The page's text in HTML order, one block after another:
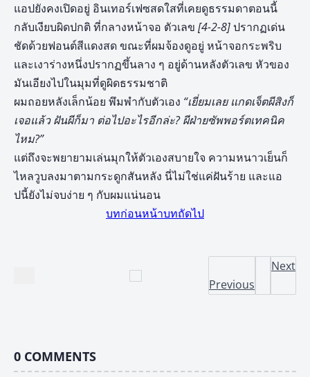
แอปยังคงเปิดอยู่ อินเทอร์เฟซสดใสที่เคยดูธรรมดาตอนนี้
กลับเงียบผิดปกติ ที่กลางหน้าจอ ตัวเลข [4-2-8]ปรากฏเด่น
ชัดด้วยฟอนต์สีแดงสด ขณะที่ผมจ้องดูอยู่ หน้าจอกระพริบ
และเงาร่างหนึ่งปรากฏขึ้นลาง ๆ อยู่ด้านหลังตัวเลข หัวของ
มันเอียงไปในมุมที่ดูผิดธรรมชาติ
ผมถอยหลังเล็กน้อย พึมพำกับตัวเอง “เยี่ยมเลย แกดเจ็ตผีสิงก็
เจอแล้ว ฝันผีก็มา ต่อไปอะไรอีกล่ะ? ผีฝ่ายซัพพอร์ตเทคนิค
ไหม?”
แต่ถึงจะพยายามเล่นมุกให้ตัวเองสบายใจ ความหนาวเย็นก็
ไหลวูบลงมาตามกระดูกสันหลัง นี่ไม่ใช่แค่ฝันร้าย และแอ
ปนี้ยังไม่จบง่าย ๆ กับผมแน่นอน
บทก่อนหน้าบทถัดไป
Previous
Next
0 COMMENTS